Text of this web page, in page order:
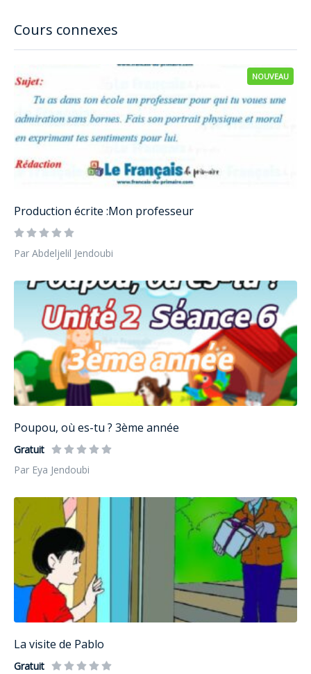
Cours connexes
NOUVEAU
Production écrite :Mon professeur
Par Abdeljelil Jendoubi
Poupou, où es-tu ? 3ème année
Gratuit
Par Eya Jendoubi
La visite de Pablo
Gratuit